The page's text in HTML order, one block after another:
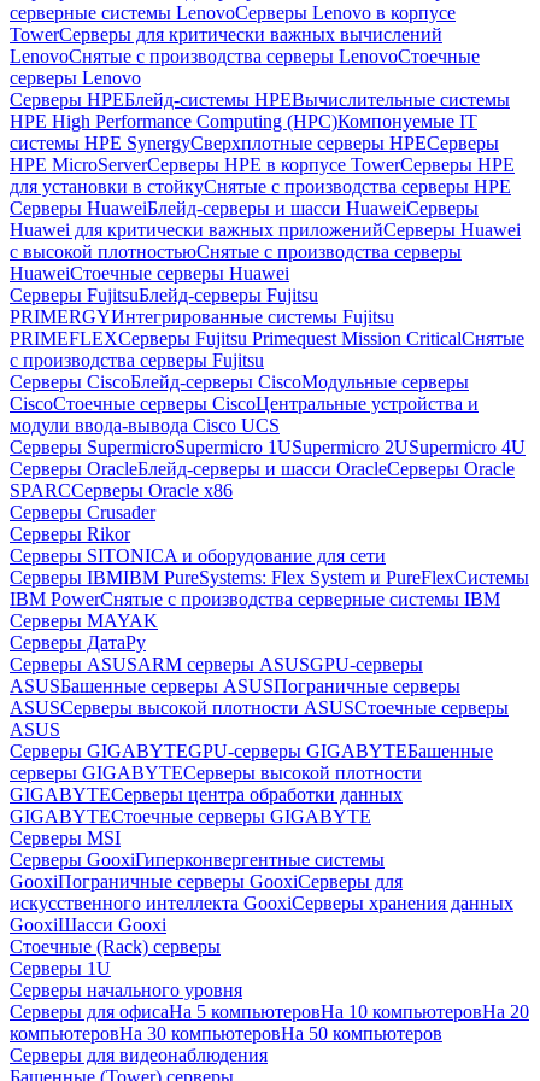
серверные системы LenovoСерверы Lenovo в корпусе
TowerСерверы для критически важных вычислений
LenovoСнятые с производства серверы LenovoСтоечные
серверы Lenovo
Серверы HPEБлейд-системы HPEВычислительные системы
HPE High Performance Computing (HPC)Компонуемые IT
системы HPE SynergyСверхплотные серверы HPEСерверы
HPE MicroServerСерверы HPE в корпусе TowerСерверы HPE
для установки в стойкуСнятые с производства серверы HPE
Серверы HuaweiБлейд-серверы и шасси HuaweiСерверы
Huawei для критически важных приложенийСерверы Huawei
с высокой плотностьюСнятые с производства серверы
HuaweiСтоечные серверы Huawei
Серверы FujitsuБлейд-серверы Fujitsu
PRIMERGYИнтегрированные системы Fujitsu
PRIMEFLEXСерверы Fujitsu Primequest Mission CriticalСнятые
с производства серверы Fujitsu
Серверы CiscoБлейд-серверы CiscoМодульные серверы
CiscoСтоечные серверы CiscoЦентральные устройства и
модули ввода-вывода Cisco UCS
Серверы SupermicroSupermicro 1USupermicro 2USupermicro 4U
Серверы OracleБлейд-серверы и шасси OracleСерверы Oracle
SPARCСерверы Oracle x86
Серверы Crusader
Серверы Rikor
Серверы SITONICA и оборудование для сети
Серверы IBMIBM PureSystems: Flex System и PureFlexСистемы
IBM PowerСнятые с производства серверные системы IBM
Серверы MAYAK
Серверы ДатаРу
Серверы ASUSARM серверы ASUSGPU-серверы
ASUSБашенные серверы ASUSПограничные серверы
ASUSСерверы высокой плотности ASUSСтоечные серверы
ASUS
Серверы GIGABYTEGPU-серверы GIGABYTEБашенные
серверы GIGABYTEСерверы высокой плотности
GIGABYTEСерверы центра обработки данных
GIGABYTEСтоечные серверы GIGABYTE
Серверы MSI
Серверы GooxiГиперконвергентные системы
GooxiПограничные серверы GooxiСерверы для
искусственного интеллекта GooxiСерверы хранения данных
GooxiШасси Gooxi
Стоечные (Rack) серверы
Серверы 1U
Серверы начального уровня
Серверы для офисаНа 5 компьютеровНа 10 компьютеровНа 20
компьютеровНа 30 компьютеровНа 50 компьютеров
Серверы для видеонаблюдения
Башенные (Tower) серверы